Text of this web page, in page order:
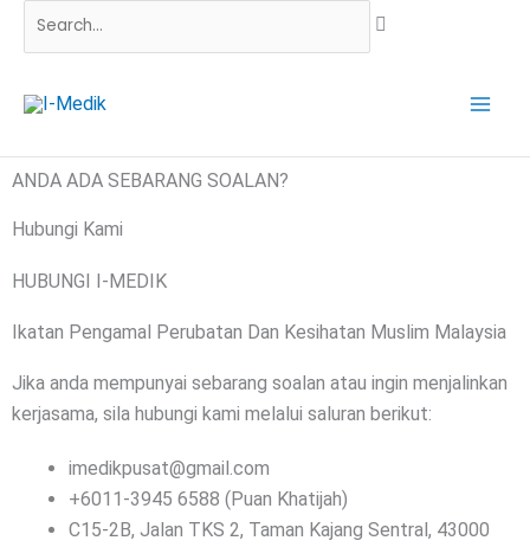
Search...
ANDA ADA SEBARANG SOALAN?
Hubungi Kami
HUBUNGI I-MEDIK
Ikatan Pengamal Perubatan Dan Kesihatan Muslim Malaysia
Jika anda mempunyai sebarang soalan atau ingin menjalinkan
kerjasama, sila hubungi kami melalui saluran berikut:
imedikpusat@gmail.com
+6011-3945 6588 (Puan Khatijah)
C15-2B, Jalan TKS 2, Taman Kajang Sentral, 43000